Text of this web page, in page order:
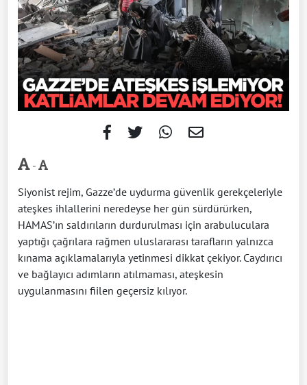
-
Siyonist rejim, Gazze’de uydurma güvenlik gerekçeleriyle
ateşkes ihlallerini neredeyse her gün sürdürürken,
HAMAS’ın saldırıların durdurulması için arabuluculara
yaptığı çağrılara rağmen uluslararası tarafların yalnızca
kınama açıklamalarıyla yetinmesi dikkat çekiyor. Caydırıcı
ve bağlayıcı adımların atılmaması, ateşkesin
uygulanmasını fiilen geçersiz kılıyor.